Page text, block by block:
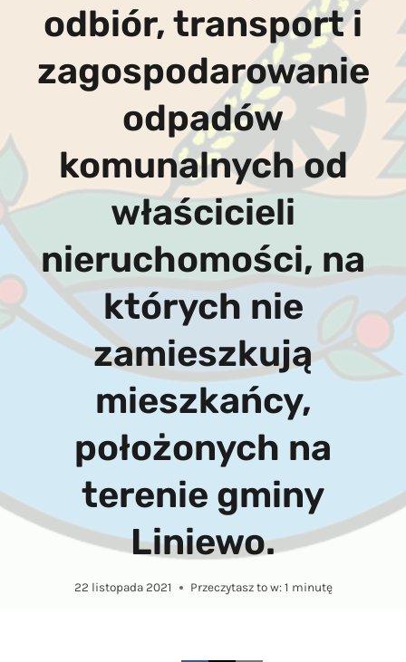
odbiór, transport i
zagospodarowanie
odpadów
komunalnych od
właścicieli
nieruchomości, na
których nie
zamieszkują
mieszkańcy,
położonych na
terenie gminy
Liniewo.
22 listopada 2021 Przeczytasz to w:1 minutę